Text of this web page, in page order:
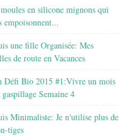
en silicone mignons qui
empoisonnent...
une fille Organisée: Mes
de route en Vacances
Défi Bio 2015 #1:Vivre un mois
gaspillage Semaine 4
Minimaliste: Je n'utilise plus de
tiges